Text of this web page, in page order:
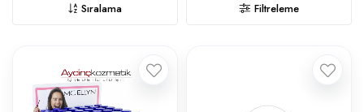
Filtreleme
Sıralama